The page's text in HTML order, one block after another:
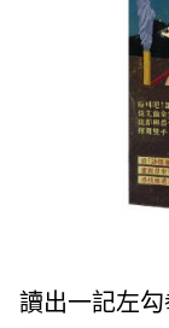
讀出一記左